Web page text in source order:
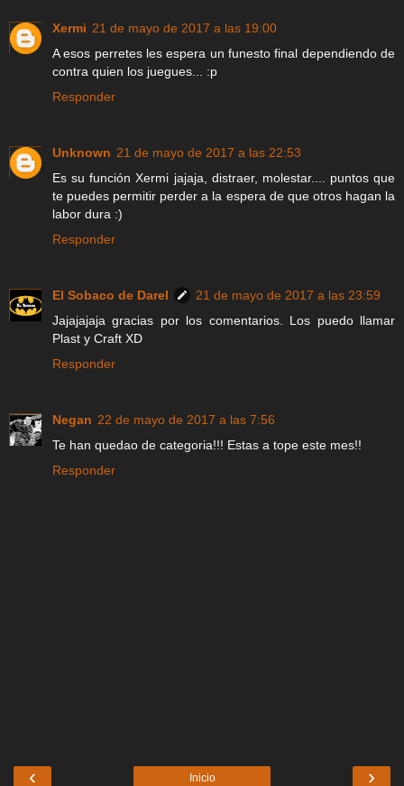
Xermi 21 de mayo de 2017 a las 19:00
A esos perretes les espera un funesto final dependiendo de
contra quien los juegues... :p
Responder
Unknown 21 de mayo de 2017 a las 22:53
Es su función Xermi jajaja, distraer, molestar.... puntos que
te puedes permitir perder a la espera de que otros hagan la
labor dura :)
Responder
El Sobaco de Darel
21 de mayo de 2017 a las 23:59
Jajajajaja gracias por los comentarios. Los puedo llamar
Plast y Craft XD
Responder
Negan 22 de mayo de 2017 a las 7:56
Te han quedao de categoria!!! Estas a tope este mes!!
Responder
‹ ›
Inicio